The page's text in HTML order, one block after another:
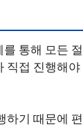
통해 모든 절
직접 진행해야
하기 때문에 편